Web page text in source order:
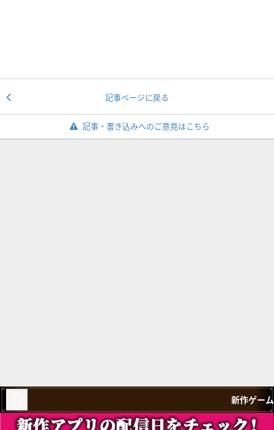
記事ページに戻る
記事・書き込みへのご意見はこちら
新作ゲーム